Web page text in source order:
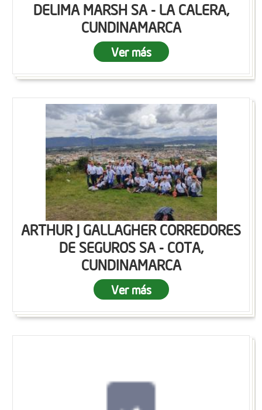
DELIMA MARSH SA - LA CALERA,
CUNDINAMARCA
Ver más
ARTHUR J GALLAGHER CORREDORES
DE SEGUROS SA - COTA,
CUNDINAMARCA
Ver más